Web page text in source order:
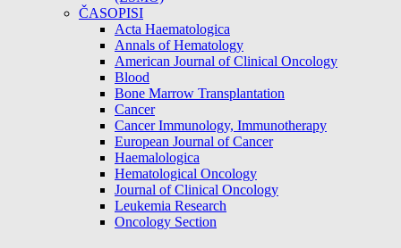
ČASOPISI
Acta Haematologica
Annals of Hematology
American Journal of Clinical Oncology
Blood
Bone Marrow Transplantation
Cancer
Cancer Immunology, Immunotherapy
European Journal of Cancer
Haemalologica
Hematological Oncology
Journal of Clinical Oncology
Leukemia Research
Oncology Section